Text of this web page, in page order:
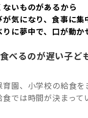
ないものがあるから
が気になり、食事に
りに夢中で、口が動か
べるのが遅い子ど
園、小学校の給食
では時間が決まっ